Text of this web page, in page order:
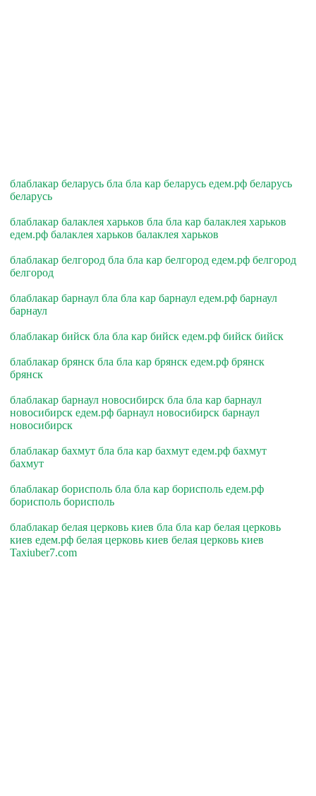
блаблакар беларусь бла бла кар беларусь едем.рф беларусь
беларусь
блаблакар балаклея харьков бла бла кар балаклея харьков
едем.рф балаклея харьков балаклея харьков
блаблакар белгород бла бла кар белгород едем.рф белгород
белгород
блаблакар барнаул бла бла кар барнаул едем.рф барнаул
барнаул
блаблакар бийск бла бла кар бийск едем.рф бийск бийск
блаблакар брянск бла бла кар брянск едем.рф брянск
брянск
блаблакар барнаул новосибирск бла бла кар барнаул
новосибирск едем.рф барнаул новосибирск барнаул
новосибирск
блаблакар бахмут бла бла кар бахмут едем.рф бахмут
бахмут
блаблакар борисполь бла бла кар борисполь едем.рф
борисполь борисполь
блаблакар белая церковь киев бла бла кар белая церковь
киев едем.рф белая церковь киев белая церковь киев
Taxiuber7.com